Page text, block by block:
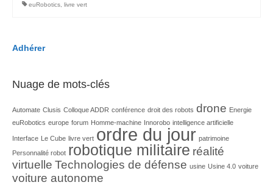
euRobotics livre vert
Adhérer
Nuage de mots-clés
Automate Clusis Colloque ADDR conférence droit des robots drone Energie
euRobotics europe forum Homme-machine Innorobo intelligence artificielle
Interface Le Cube livre vert ordre du jour patrimoine
Personnalité robot robotique militaire réalité
virtuelle Technologies de défense usine Usine 4.0 voiture
voiture autonome